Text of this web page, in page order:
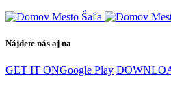
Nájdete nás aj na
GET IT ONGoogle Play